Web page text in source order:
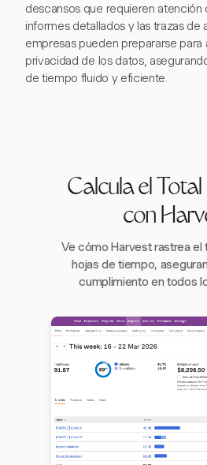
descansos que requieren atención
informes detallados y las trazas de
empresas pueden prepararse para
privacidad de los datos,
de tiempo fluido y eficiente.
Calcula el
con
Ve cómo Harvest rastrea el
hojas de tiempo,
cumplimiento en todos